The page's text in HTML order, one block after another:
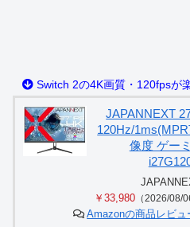
Switch 2の4K画質・120fpsが
JAPANNEXT
120Hz/
像度 ゲー
￥33,980（2026/08/
Amazonの商品レビュ